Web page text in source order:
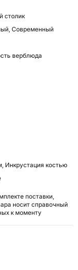
столик
Современный
верблюда
Инкрустация костью
поставки,
носит справочный
к моменту